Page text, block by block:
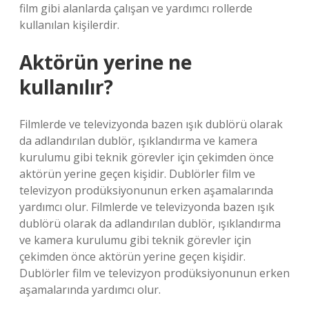
film gibi alanlarda çalışan ve yardımcı rollerde
kullanılan kişilerdir.
Aktörün yerine ne
kullanılır?
Filmlerde ve televizyonda bazen ışık dublörü olarak
da adlandırılan dublör, ışıklandırma ve kamera
kurulumu gibi teknik görevler için çekimden önce
aktörün yerine geçen kişidir. Dublörler film ve
televizyon prodüksiyonunun erken aşamalarında
yardımcı olur. Filmlerde ve televizyonda bazen ışık
dublörü olarak da adlandırılan dublör, ışıklandırma
ve kamera kurulumu gibi teknik görevler için
çekimden önce aktörün yerine geçen kişidir.
Dublörler film ve televizyon prodüksiyonunun erken
aşamalarında yardımcı olur.